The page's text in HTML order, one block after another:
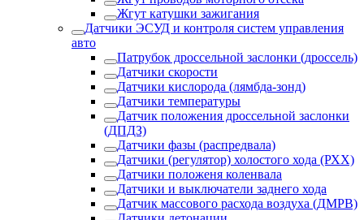
Жгут катушки зажигания
Датчики ЭСУД и контроля систем управления
авто
Патрубок дроссельной заслонки (дроссель)
Датчики скорости
Датчики кислорода (лямбда-зонд)
Датчики температуры
Датчик положения дроссельной заслонки
(ДПДЗ)
Датчики фазы (распредвала)
Датчики (регулятор) холостого хода (РХХ)
Датчики положеня коленвала
Датчики и выключатели заднего хода
Датчик массового расхода воздуха (ДМРВ)